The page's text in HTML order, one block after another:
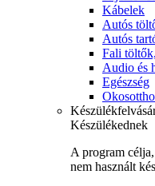
Kábelek
Autós
Autós
Fali
Audio és
Egészség
Készülékednek
A program
nem használt